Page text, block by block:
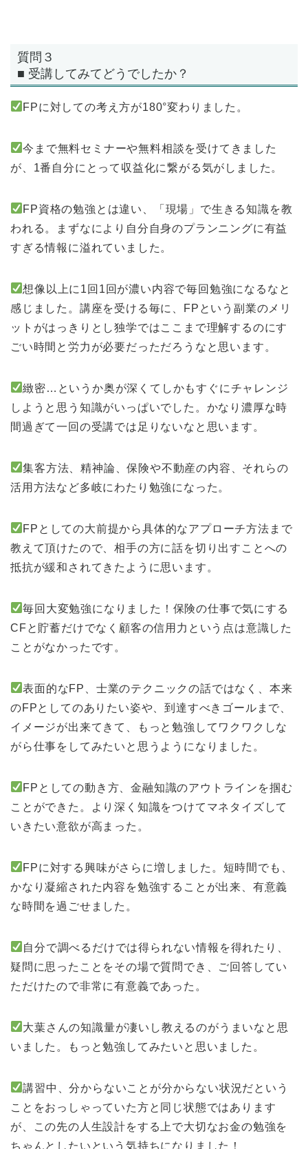
質問３
■ 受講してみてどうでしたか？
FPに対しての考え方が180°変わりました。
今まで無料セミナーや無料相談を受けてきました
が、1番自分にとって収益化に繋がる気がしました。
FP資格の勉強とは違い、「現場」で生きる知識を教
われる。まずなにより自分自身のプランニングに有益
すぎる情報に溢れていました。
想像以上に1回1回が濃い内容で毎回勉強になるなと
感じました。講座を受ける毎に、FPという副業のメリ
ットがはっきりとし独学ではここまで理解するのにす
ごい時間と労力が必要だっただろうなと思います。
緻密…というか奥が深くてしかもすぐにチャレンジ
しようと思う知識がいっぱいでした。かなり濃厚な時
間過ぎて一回の受講では足りないなと思います。
集客方法、精神論、保険や不動産の内容、それらの
活用方法など多岐にわたり勉強になった。
FPとしての大前提から具体的なアプローチ方法まで
教えて頂けたので、相手の方に話を切り出すことへの
抵抗が緩和されてきたように思います。
毎回大変勉強になりました！保険の仕事で気にする
CFと貯蓄だけでなく顧客の信用力という点は意識した
ことがなかったです。
表面的なFP、士業のテクニックの話ではなく、本来
のFPとしてのありたい姿や、到達すべきゴールまで、
イメージが出来てきて、もっと勉強してワクワクしな
がら仕事をしてみたいと思うようになりました。
FPとしての動き方、金融知識のアウトラインを掴む
ことができた。より深く知識をつけてマネタイズして
いきたい意欲が高まった。
FPに対する興味がさらに増しました。短時間でも、
かなり凝縮された内容を勉強することが出来、有意義
な時間を過ごせました。
自分で調べるだけでは得られない情報を得れたり、
疑問に思ったことをその場で質問でき、ご回答してい
ただけたので非常に有意義であった。
大葉さんの知識量が凄いし教えるのがうまいなと思
いました。もっと勉強してみたいと思いました。
講習中、分からないことが分からない状況だという
ことをおっしゃっていた方と同じ状態ではあります
が、この先の人生設計をする上で大切なお金の勉強を
ちゃんとしたいという気持ちになりました！